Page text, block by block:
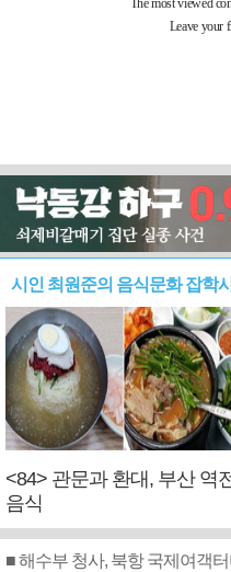
시인 최원준의 음식문화 잡학
<84> 관문과 환대, 부산 역
음식
■ 해수부 청사, 북항 국제여객